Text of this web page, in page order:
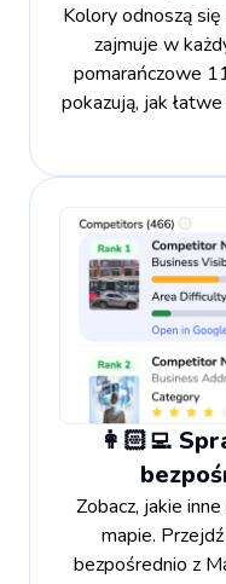
Kolory odnoszą
zajmuje w
pomarańczowe
pokazują, jak
👩🏻‍💻
Zobacz, jakie
mapie.
bezpośrednio z